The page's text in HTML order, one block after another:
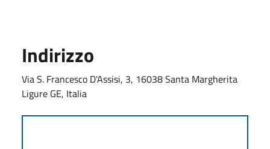
Indirizzo
Via S. Francesco D'Assisi, 3, 16038 Santa Margherita
Ligure GE, Italia